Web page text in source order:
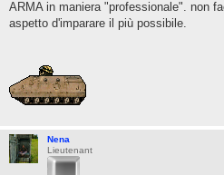
ARMA in maniera "professionale". non
aspetto d'imparare il più possibile.
Nena
Lieutenant